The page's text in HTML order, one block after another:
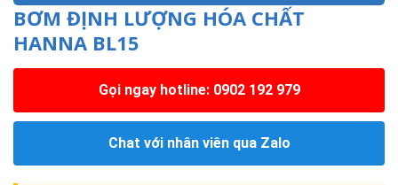
BƠM ĐỊNH LƯỢNG HÓA CHẤT
HANNA BL15
Gọi ngay hotline: 0902 192 979
Chat với nhân viên qua Zalo